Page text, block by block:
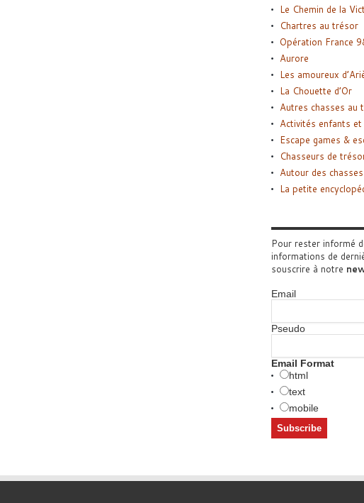
Le Chemin de la
Chartres au trésor
Opération France
Aurore
Les amoureux
La Chouette d’Or
Autres chasses au
Activités enfants et
Escape games &
Chasseurs de
Autour des
La petite
Pour rester informé
informations de
souscrire à notre
Email
Pseudo
Email Format
html
text
mobile